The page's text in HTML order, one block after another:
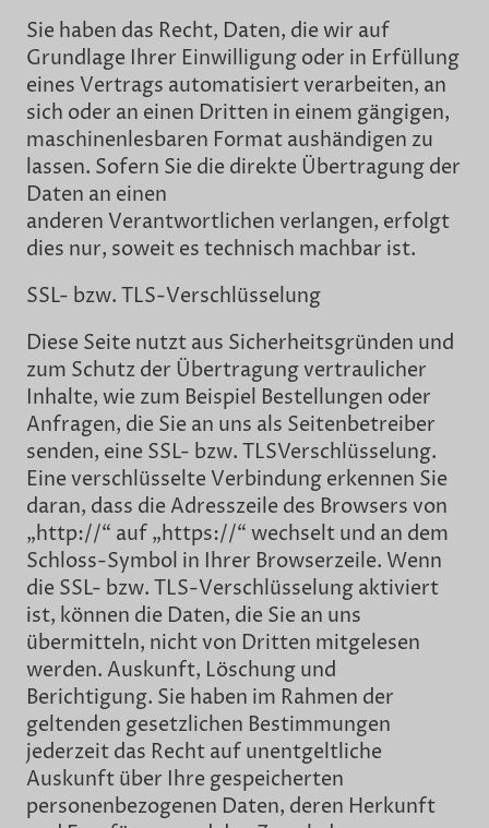
Sie haben das Recht, Daten, die wir auf
Grundlage Ihrer Einwilligung oder in Erfüllung
eines Vertrags automatisiert verarbeiten, an
sich oder an einen Dritten in einem gängigen,
maschinenlesbaren Format aushändigen zu
lassen. Sofern Sie die direkte Übertragung der
Daten an einen
anderen Verantwortlichen verlangen, erfolgt
dies nur, soweit es technisch machbar ist.
SSL- bzw. TLS-Verschlüsselung
Diese Seite nutzt aus Sicherheitsgründen und
zum Schutz der Übertragung vertraulicher
Inhalte, wie zum Beispiel Bestellungen oder
Anfragen, die Sie an uns als Seitenbetreiber
senden, eine SSL- bzw. TLSVerschlüsselung.
Eine verschlüsselte Verbindung erkennen Sie
daran, dass die Adresszeile des Browsers von
„http://“ auf „https://“ wechselt und an dem
Schloss-Symbol in Ihrer Browserzeile. Wenn
die SSL- bzw. TLS-Verschlüsselung aktiviert
ist, können die Daten, die Sie an uns
übermitteln, nicht von Dritten mitgelesen
werden. Auskunft, Löschung und
Berichtigung. Sie haben im Rahmen der
geltenden gesetzlichen Bestimmungen
jederzeit das Recht auf unentgeltliche
Auskunft über Ihre gespeicherten
personenbezogenen Daten, deren Herkunft